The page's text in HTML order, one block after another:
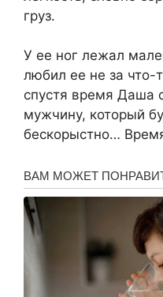
груз.
У ее ног лежал
любил ее не за что-
спустя время Даша
мужчину, который
бескорыстно…